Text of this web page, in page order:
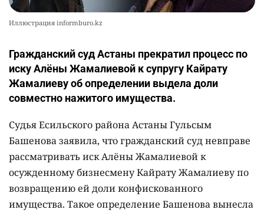
Иллюстрация informburo.kz
Гражданский суд Астаны прекратил процесс по
иску Алёны Жамалиевой к супругу Кайрату
Жамалиеву об определении выдела доли
совместно нажитого имущества.
Судья Есильского района Астаны Гульсым
Башенова заявила, что гражданский суд невправе
рассматривать иск Алёны Жамалиевой к
осужденному бизнесмену Кайрату Жамалиеву по
возвращению ей доли конфискованного
имущества. Такое определение Башенова вынесла